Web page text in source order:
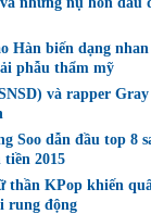
Hàn biến dạng nhan
phẫu thẩm mỹ
và rapper
Soo dẫn đầu top 8
tiền 2015
thần KPop khiến
rung động